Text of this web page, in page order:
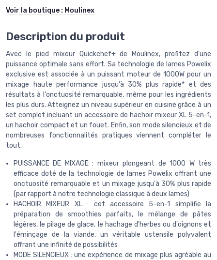
Voir la boutique : Moulinex
Description du produit
Avec le pied mixeur Quickchef+ de Moulinex, profitez d'une
puissance optimale sans effort. Sa technologie de lames Powelix
exclusive est associée à un puissant moteur de 1000W pour un
mixage haute performance jusqu'à 30% plus rapide* et des
résultats à l'onctuosité remarquable, même pour les ingrédients
les plus durs. Atteignez un niveau supérieur en cuisine grâce à un
set complet incluant un accessoire de hachoir mixeur XL 5-en-1,
un hachoir compact et un fouet. Enfin, son mode silencieux et de
nombreuses fonctionnalités pratiques viennent compléter le
tout.
PUISSANCE DE MIXAGE : mixeur plongeant de 1000 W très
efficace doté de la technologie de lames Powelix offrant une
onctuosité remarquable et un mixage jusqu'à 30% plus rapide
(par rapport à notre technologie classique à deux lames)
HACHOIR MIXEUR XL : cet accessoire 5-en-1 simplifie la
préparation de smoothies parfaits, le mélange de pâtes
légères, le pilage de glace, le hachage d'herbes ou d'oignons et
l'éminçage de la viande, un véritable ustensile polyvalent
offrant une infinité de possibilités
MODE SILENCIEUX : une expérience de mixage plus agréable au